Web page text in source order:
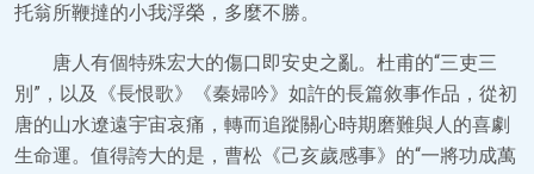
托翁所鞭撻的小我浮榮，多麼不勝。
唐人有個特殊宏大的傷口即安史之亂。杜甫的“三吏三
別”，以及《長恨歌》《秦婦吟》如許的長篇敘事作品，從初
唐的山水遼遠宇宙哀痛，轉而追蹤關心時期磨難與人的喜劇
生命運。值得誇大的是，曹松《己亥歲感事》的“一將功成萬